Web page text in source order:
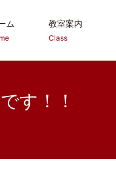
ム 教室案内
Class
す！！